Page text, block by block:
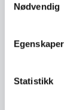
Nødvendig
Egenskaper
Statistikk